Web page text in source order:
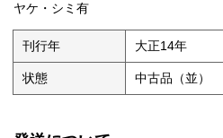
ヤケ・シミ有
刊行年 大正14年
状態 中古品（並）